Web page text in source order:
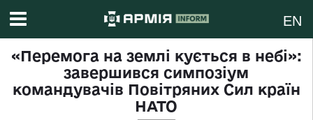
EN
«Перемога на землі кується в небі»:
завершився симпозіум
командувачів Повітряних Сил країн
НАТО